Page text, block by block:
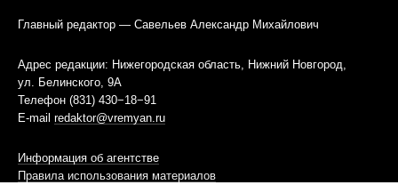
Главный редактор — Савельев Александр Михайлович
Адрес редакции: Нижегородская область, Нижний Новгород,
ул. Белинского, 9А
Телефон (831) 430−18−91
E-mail redaktor@vremyan.ru
Информация об агентстве
Правила использования материалов